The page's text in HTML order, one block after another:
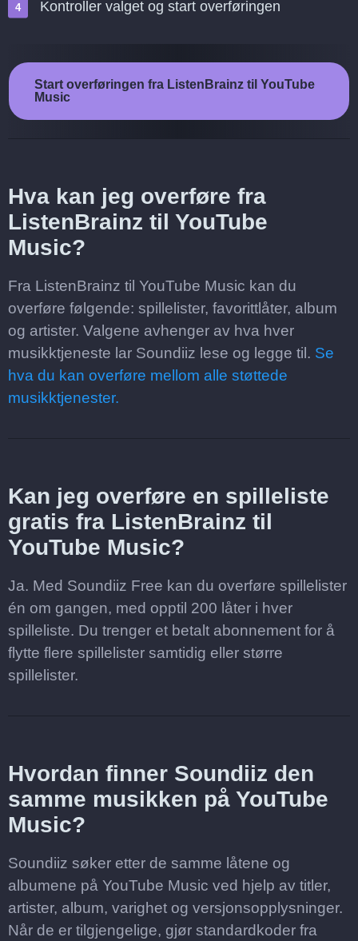
Kontroller valget og start overføringen
Start overføringen fra ListenBrainz til YouTube
Music
Hva kan jeg overføre fra
ListenBrainz til YouTube
Music?
Fra ListenBrainz til YouTube Music kan du
overføre følgende: spillelister, favorittlåter, album
og artister. Valgene avhenger av hva hver
musikktjeneste lar Soundiiz lese og legge til. Se
hva du kan overføre mellom alle støttede
musikktjenester.
Kan jeg overføre en spilleliste
gratis fra ListenBrainz til
YouTube Music?
Ja. Med Soundiiz Free kan du overføre spillelister
én om gangen, med opptil 200 låter i hver
spilleliste. Du trenger et betalt abonnement for å
flytte flere spillelister samtidig eller større
spillelister.
Hvordan finner Soundiiz den
samme musikken på YouTube
Music?
Soundiiz søker etter de samme låtene og
albumene på YouTube Music ved hjelp av titler,
artister, album, varighet og versjonsopplysninger.
Når de er tilgjengelige, gjør standardkoder fra